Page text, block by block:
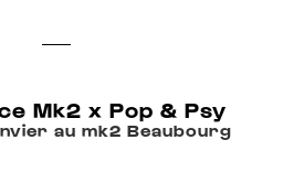
Mk2 x Pop & Psy
au mk2 Beaubourg